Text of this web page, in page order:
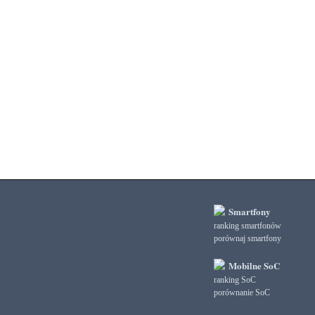
3DMark Wild Life Extreme UnlimitedSmartfony
ranking smartfonów
porównaj smartfony
Mobilne SoC
ranking SoC
porównanie SoC